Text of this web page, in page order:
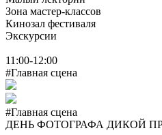
Зона мастер-классов
Кинозал фестиваля
Экскурсии
11:00-12:00
#Главная сцена
#Главная сцена
ДЕНЬ ФОТОГРАФА ДИКОЙ